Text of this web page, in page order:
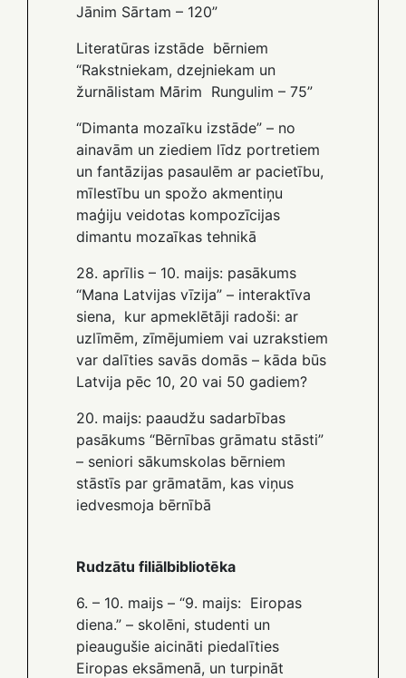
Jānim Sārtam – 120”
Literatūras izstāde bērniem
“Rakstniekam, dzejniekam un
žurnālistam Mārim Rungulim – 75”
“Dimanta mozaīku izstāde” – no
ainavām un ziediem līdz portretiem
un fantāzijas pasaulēm ar pacietību,
mīlestību un spožo akmentiņu
maģiju veidotas kompozīcijas
dimantu mozaīkas tehnikā
28. aprīlis – 10. maijs: pasākums
“Mana Latvijas vīzija” – interaktīva
siena, kur apmeklētāji radoši: ar
uzlīmēm, zīmējumiem vai uzrakstiem
var dalīties savās domās – kāda būs
Latvija pēc 10, 20 vai 50 gadiem?
20. maijs: paaudžu sadarbības
pasākums “Bērnības grāmatu stāsti”
– seniori sākumskolas bērniem
stāstīs par grāmatām, kas viņus
iedvesmoja bērnībā
Rudzātu filiālbibliotēka
6. – 10. maijs – “9. maijs: Eiropas
diena.” – skolēni, studenti un
pieaugušie aicināti piedalīties
Eiropas eksāmenā, un turpināt